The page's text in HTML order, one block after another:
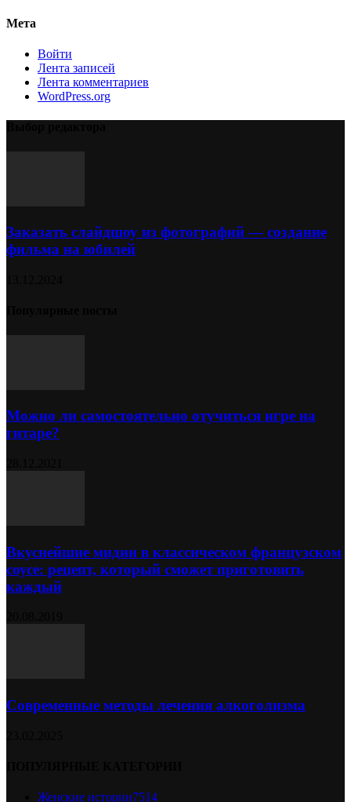
Мета
Войти
Лента записей
Лента комментариев
WordPress.org
Заказать слайдшоу из фотографий — создание
фильма на юбилей
Можно ли самостоятельно отучиться игре на
гитаре?
Вкуснейшие мидии в классическом французском
соусе: рецепт, который сможет приготовить
каждый
Современные методы лечения алкоголизма
Женские истории7514